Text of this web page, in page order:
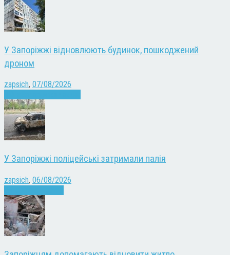
У Запоріжжі відновлюють будинок, пошкоджений
дроном
zapsich, 07/08/2026
У Запоріжжі поліцейські затримали палія
zapsich, 06/08/2026